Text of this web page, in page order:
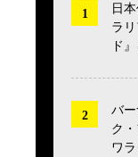
日
ラ
ド
バ
ク
ワ